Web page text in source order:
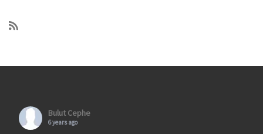
Bulut Cephe
6 years ago